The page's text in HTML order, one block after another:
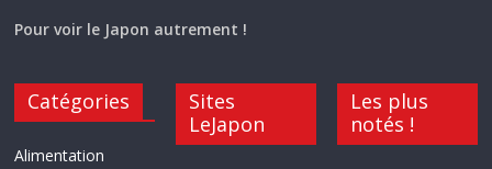
Pour voir le Japon autrement !
Catégories
Alimentation
Sites
LeJapon
Les plus
notés !